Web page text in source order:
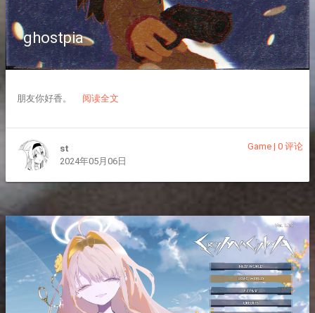
ghostpia
朋友你好香。 阅读全文
st
2024年05月06日
Game |0 评论